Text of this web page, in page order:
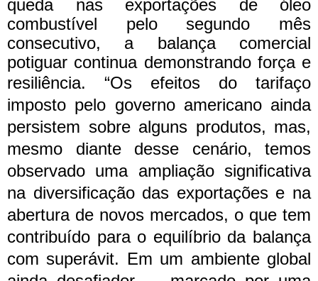
queda nas exportações de óleo
combustível pelo segundo mês
consecutivo, a balança comercial
potiguar continua demonstrando força e
resiliência. “Os efeitos do tarifaço
imposto pelo governo americano ainda
persistem sobre alguns produtos, mas,
mesmo diante desse cenário, temos
observado uma ampliação significativa
na diversificação das exportações e na
abertura de novos mercados, o que tem
contribuído para o equilíbrio da balança
com superávit. Em um ambiente global